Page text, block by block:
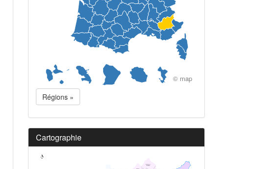
© map
Régions »
Cartographie